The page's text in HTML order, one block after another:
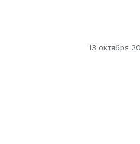
13 октября